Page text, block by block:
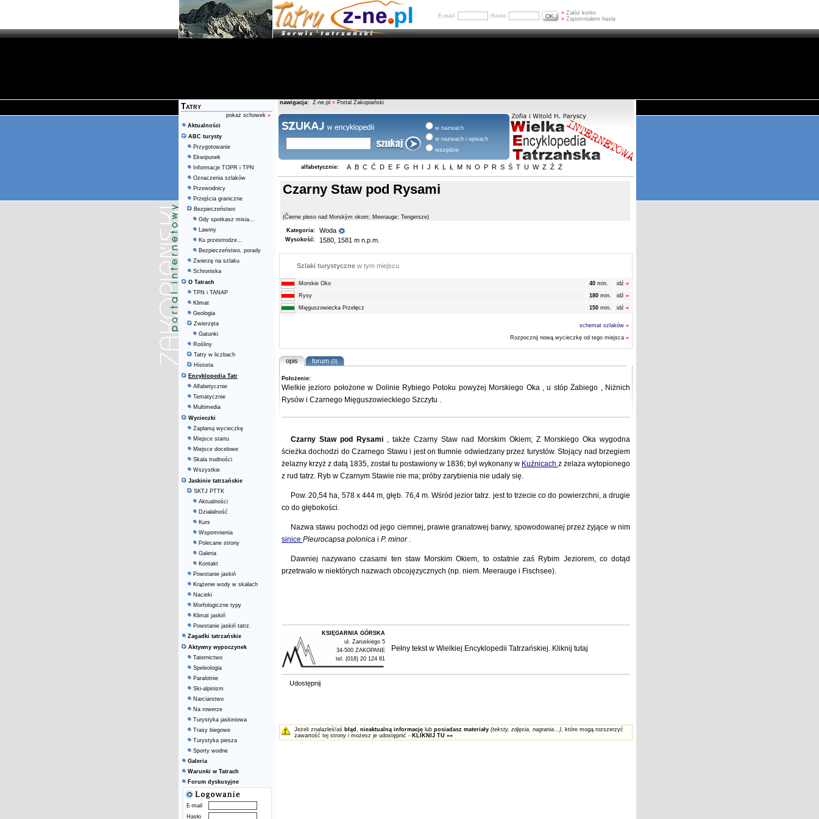
E-mail Hasło » Załóż konto
» Zapomniałem hasła
Tatry
pokaż schowek »
Aktualności
ABC turysty
Przygotowanie
Ekwipunek
Informacje TOPR i TPN
Oznaczenia szlaków
Przewodnicy
Przejścia graniczne
Bezpieczeństwo
Gdy spotkasz misia...
Lawiny
Ku przestrodze...
Bezpieczeństwo, porady
Zwierzę na szlaku
Schroniska
O Tatrach
TPN i TANAP
Klimat
Geologia
Zwierzęta
Gatunki
Rośliny
Tatry w liczbach
Historia
Encyklopedia Tatr
Alfabetycznie
Tematycznie
Multimedia
Wycieczki
Zaplanuj wycieczkę
Miejsce startu
Miejsce docelowe
Skala trudności
Wszystkie
Jaskinie tatrzańskie
SKTJ PTTK
Aktualności
Działalność
Kurs
Wspomnienia
Polecane strony
Galeria
Kontakt
Powstanie jaskiń
Krążenie wody w skałach
Nacieki
Morfologiczne typy
Klimat jaskiń
Powstanie jaskiń tatrz.
Zagadki tatrzańskie
Aktywny wypoczynek
Taternictwo
Speleologia
Paralotnie
Ski-alpinizm
Narciarstwo
Na rowerze
Turystyka jaskiniowa
Trasy biegowe
Turystyka piesza
Sporty wodne
Galeria
Warunki w Tatrach
Forum dyskusyjne
E-mail
Hasło
nawigacja: Z-ne.pl » Portal Zakopiański
w nazwach
w nazwach i opisach
wszędzie
alfabetycznie: A B C Ć D E F G H I J K L Ł M N O P R S Ś T U W Z Ź Ż
Czarny Staw pod Rysami
(Čierne pleso nad Morským okom; Meerauge; Tengersze)
Kategoria: Woda
Wysokość: 1580, 1581 m n.p.m.
Szlaki turystyczne w tym miejscu
Morskie Oko 40 min. idź »
Rysy
180 min. idź »
Mięguszowiecka Przełęcz
150 min. idź »
schemat szlaków »
Rozpocznij nową wycieczkę od tego miejsca »
opis forum(0)
Położenie:
Wielkie jezioro położone w Dolinie Rybiego Potoku powyżej Morskiego Oka , u stópŻabiego , Niżnich
Rysów i Czarnego Mięguszowieckiego Szczytu .
Czarny Staw pod Rysami , także Czarny Staw nad Morskim Okiem; Z Morskiego Oka wygodna
ścieżka dochodzi do Czarnego Stawu i jest on tłumnie odwiedzany przez turystów. Stojący nad brzegiem
żelazny krzyż z datą 1835, został tu postawiony w 1836; był wykonany w Kuźnicach z żelaza wytopionego
z rud tatrz. Ryb w Czarnym Stawie nie ma; próby zarybienia nie udały się.
Pow. 20,54 ha, 578 x 444 m, głęb. 76,4 m. Wśród jezior tatrz. jest to trzecie co do powierzchni, a drugie
co do głębokości.
Nazwa stawu pochodzi od jego ciemnej, prawie granatowej barwy, spowodowanej przez żyjące w nim
sinice Pleurocapsa polonica i P. minor.
Dawniej nazywano czasami ten staw Morskim Okiem, to ostatnie zaś Rybim Jeziorem, co dotąd
przetrwało w niektórych nazwach obcojęzycznych (np. niem. Meerauge i Fischsee).
KSIĘGARNIA GÓRSKA
ul. Zaruskiego 5
34-500 ZAKOPANE
tel. (018) 20 124 81
Pełny tekst w Wielkiej Encyklopedii Tatrzańskiej. Kliknij tutaj
Udostępnij
Jeżeli znalazłeś/aś błąd , nieaktualną informację lub posiadasz materiały (teksty, zdjęcia, nagrania...), które mogą rozszerzyć
zawartość tej strony i możesz je udostępnić - KLIKNIJ TU »»